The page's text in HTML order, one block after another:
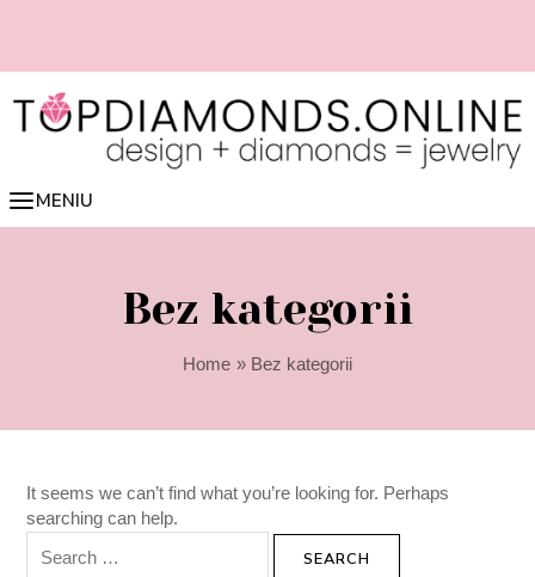
tiesiai iš online
📏 Lengvai nustatyk žiedo dydį online 👉
MENIU
Bez kategorii
Home Bez kategorii
It seems we can’t find what you’re looking for. Perhaps
searching can help.